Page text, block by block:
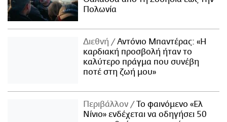
Πολωνία
Διεθνή
Αντόνιο Μπαντέρας: «Η
καρδιακή προσβολή ήταν το
καλύτερο πράγμα που συνέβη
ποτέ στη ζωή μου»
Περιβάλλον
Το φαινόμενο «Ελ
Νίνιο» ενδέχεται να οδηγήσει 50